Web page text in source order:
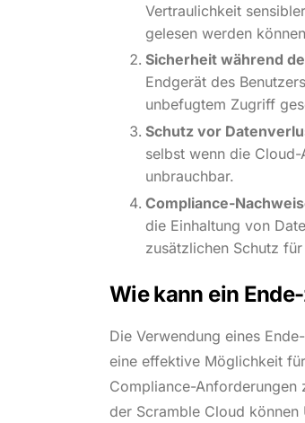
Vertraulichkeit
gelesen werden
Sicherheit während
Endgerät des
unbefugtem Zugriff
Schutz vor
selbst wenn die
unbrauchbar.
Compliance-
die Einhaltung von
zusätzlichen Schutz
Wie kann ein
Die Verwendung eines
eine effektive Möglichkeit
Compliance-Anforderungen
der Scramble Cloud